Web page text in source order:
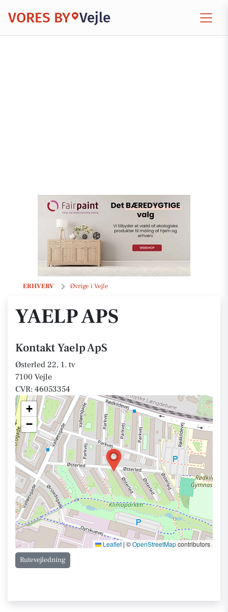
VORES BY Vejle
ERHVERV Øvrige i Vejle
Yaelp ApS
YAELP APS
Kontakt Yaelp ApS
Østerled 22, 1. tv
7100 Vejle
CVR: 46053354
+
−
Leaflet |©OpenStreetMapcontributors
Rutevejledning